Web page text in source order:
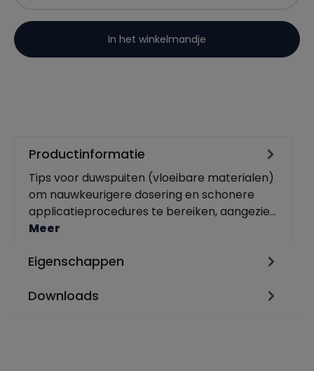
In het winkelmandje
Productinformatie
Tips voor duwspuiten (vloeibare materialen)
om nauwkeurigere dosering en schonere
applicatieprocedures te bereiken, aangezie…
Meer
Eigenschappen
Downloads